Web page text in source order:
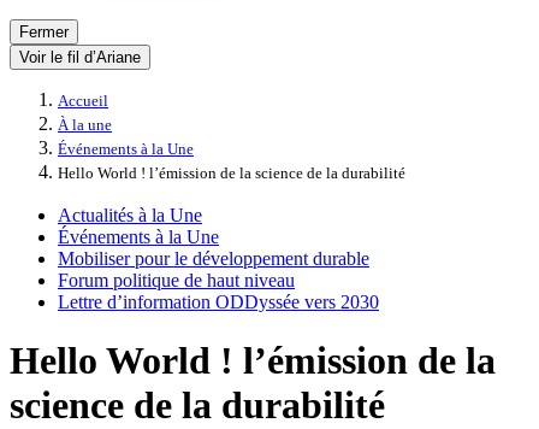
Fermer
Voir le fil d’Ariane
Accueil
À la une
Événements à la Une
Hello World ! l’émission de la science de la durabilité
Actualités à la Une
Événements à la Une
Mobiliser pour le développement durable
Forum politique de haut niveau
Lettre d’information ODDyssée vers 2030
Hello World ! l’émission de la
science de la durabilité